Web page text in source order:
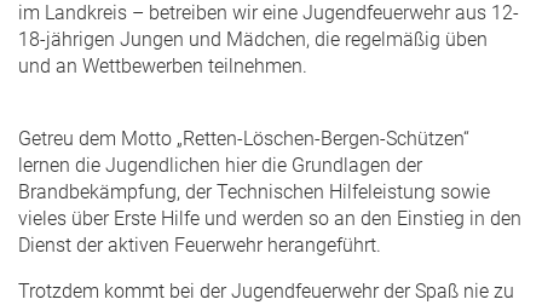
im Landkreis – betreiben wir eine Jugendfeuerwehr aus 12-
18-jährigen Jungen und Mädchen, die regelmäßig üben
und an Wettbewerben teilnehmen.
Getreu dem Motto „Retten-Löschen-Bergen-Schützen“
lernen die Jugendlichen hier die Grundlagen der
Brandbekämpfung, der Technischen Hilfeleistung sowie
vieles über Erste Hilfe und werden so an den Einstieg in den
Dienst der aktiven Feuerwehr herangeführt.
Trotzdem kommt bei der Jugendfeuerwehr der Spaß nie zu